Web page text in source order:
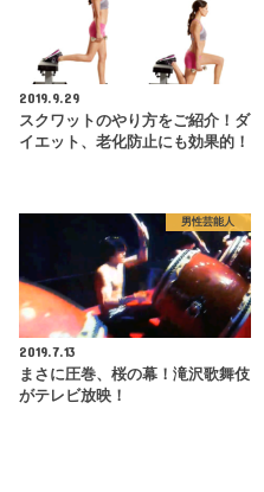
2019.9.29
スクワットのやり方をご紹介！ダ
イエット、老化防止にも効果的！
男性芸能人
2019.7.13
まさに圧巻、桜の幕！滝沢歌舞伎
がテレビ放映！